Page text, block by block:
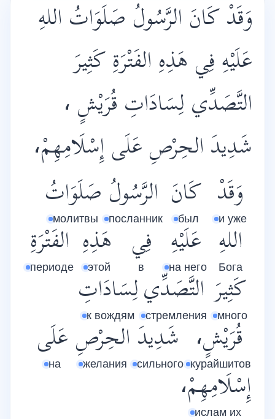
وَقَدْ كَانَ الرَّسُولُ صَلَوَاتُ اللهِ
عَلَيْهِ فِي هَذِهِ الفَتْرَةِ كَثِيرَ
التَّصَدِّي لِسَادَاتِ قُرَيْشٍ ،
شَدِيدَ الحِرْصِ عَلَى إِسْلَامِهِمْ،
وَقَدْ
и уже
كَانَ
был
الرَّسُولُ
посланник
صَلَوَاتُ
молитвы
اللهِ
Бога
عَلَيْهِ
на него
فِي
в
هَذِهِ
этой
الفَتْرَةِ
периоде
كَثِيرَ
много
التَّصَدِّي
стремления
لِسَادَاتِ
к вождям
قُرَيْشٍ،
курайшитов
شَدِيدَ
сильного
الحِرْصِ
желания
عَلَى
на
إِسْلَامِهِمْ،
ислам их